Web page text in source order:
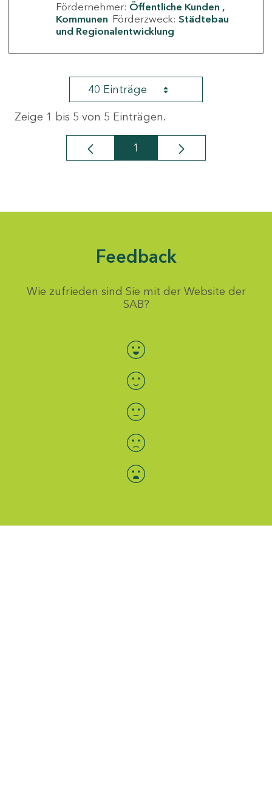
Fördernehmer: Öffentliche Kunden
Kommunen Förderzweck: Städtebau
und Regionalentwicklung
40 Einträge
Zeige 1 bis 5 von 5 Einträgen.
Seite
1
Feedback
Wie zufrieden sind Sie mit der Website der
SAB?
Bewertung auswählen